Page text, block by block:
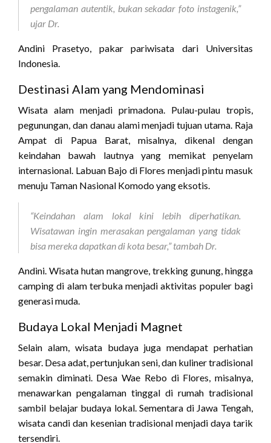
pengalaman autentik, bukan sekadar foto instagenik,”
ujar Dr.
Andini Prasetyo, pakar pariwisata dari Universitas
Indonesia.
Destinasi Alam yang Mendominasi
Wisata alam menjadi primadona. Pulau-pulau tropis,
pegunungan, dan danau alami menjadi tujuan utama. Raja
Ampat di Papua Barat, misalnya, dikenal dengan
keindahan bawah lautnya yang memikat penyelam
internasional. Labuan Bajo di Flores menjadi pintu masuk
menuju Taman Nasional Komodo yang eksotis.
“Keindahan alam lokal kini lebih diperhatikan.
Wisatawan ingin merasakan pengalaman yang tidak
bisa mereka dapatkan di kota besar,” tambah Dr.
Andini. Wisata hutan mangrove, trekking gunung, hingga
camping di alam terbuka menjadi aktivitas populer bagi
generasi muda.
Budaya Lokal Menjadi Magnet
Selain alam, wisata budaya juga mendapat perhatian
besar. Desa adat, pertunjukan seni, dan kuliner tradisional
semakin diminati. Desa Wae Rebo di Flores, misalnya,
menawarkan pengalaman tinggal di rumah tradisional
sambil belajar budaya lokal. Sementara di Jawa Tengah,
wisata candi dan kesenian tradisional menjadi daya tarik
tersendiri.